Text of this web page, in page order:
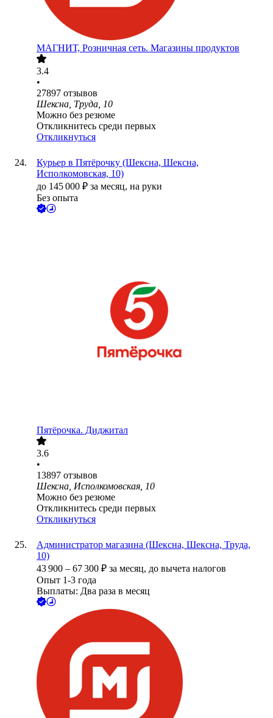
МАГНИТ, Розничная сеть. Магазины продуктов
3.4
•
27897 отзывов
Шексна, Труда, 10
Можно без резюме
Откликнитесь среди первых
Откликнуться
Курьер в Пятёрочку (Шексна, Шексна,
Исполкомовская, 10)
до 145 000 ₽ за месяц, на руки
Без опыта
Пятёрочка. Диджитал
3.6
•
13897 отзывов
Шексна, Исполкомовская, 10
Можно без резюме
Откликнитесь среди первых
Откликнуться
Администратор магазина (Шексна, Шексна, Труда,
10)
43 900 – 67 300 ₽ за месяц, до вычета налогов
Опыт 1-3 года
Выплаты: Два раза в месяц